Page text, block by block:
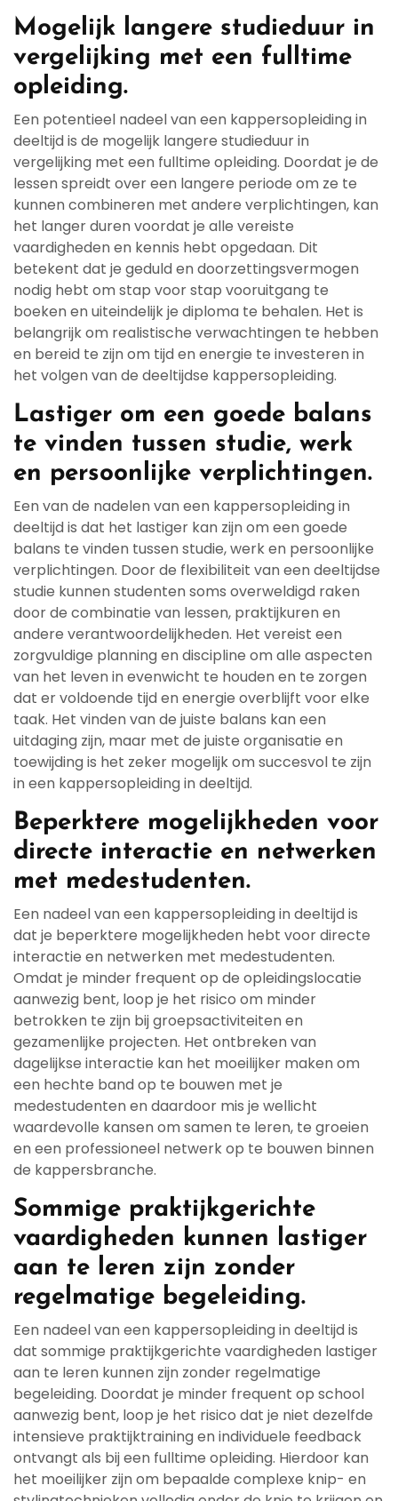
Mogelijk langere studieduur in
vergelijking met een fulltime
opleiding.
Een potentieel nadeel van een kappersopleiding in
deeltijd is de mogelijk langere studieduur in
vergelijking met een fulltime opleiding. Doordat je de
lessen spreidt over een langere periode om ze te
kunnen combineren met andere verplichtingen, kan
het langer duren voordat je alle vereiste
vaardigheden en kennis hebt opgedaan. Dit
betekent dat je geduld en doorzettingsvermogen
nodig hebt om stap voor stap vooruitgang te
boeken en uiteindelijk je diploma te behalen. Het is
belangrijk om realistische verwachtingen te hebben
en bereid te zijn om tijd en energie te investeren in
het volgen van de deeltijdse kappersopleiding.
Lastiger om een goede balans
te vinden tussen studie, werk
en persoonlijke verplichtingen.
Een van de nadelen van een kappersopleiding in
deeltijd is dat het lastiger kan zijn om een goede
balans te vinden tussen studie, werk en persoonlijke
verplichtingen. Door de flexibiliteit van een deeltijdse
studie kunnen studenten soms overweldigd raken
door de combinatie van lessen, praktijkuren en
andere verantwoordelijkheden. Het vereist een
zorgvuldige planning en discipline om alle aspecten
van het leven in evenwicht te houden en te zorgen
dat er voldoende tijd en energie overblijft voor elke
taak. Het vinden van de juiste balans kan een
uitdaging zijn, maar met de juiste organisatie en
toewijding is het zeker mogelijk om succesvol te zijn
in een kappersopleiding in deeltijd.
Beperktere mogelijkheden voor
directe interactie en netwerken
met medestudenten.
Een nadeel van een kappersopleiding in deeltijd is
dat je beperktere mogelijkheden hebt voor directe
interactie en netwerken met medestudenten.
Omdat je minder frequent op de opleidingslocatie
aanwezig bent, loop je het risico om minder
betrokken te zijn bij groepsactiviteiten en
gezamenlijke projecten. Het ontbreken van
dagelijkse interactie kan het moeilijker maken om
een hechte band op te bouwen met je
medestudenten en daardoor mis je wellicht
waardevolle kansen om samen te leren, te groeien
en een professioneel netwerk op te bouwen binnen
de kappersbranche.
Sommige praktijkgerichte
vaardigheden kunnen lastiger
aan te leren zijn zonder
regelmatige begeleiding.
Een nadeel van een kappersopleiding in deeltijd is
dat sommige praktijkgerichte vaardigheden lastiger
aan te leren kunnen zijn zonder regelmatige
begeleiding. Doordat je minder frequent op school
aanwezig bent, loop je het risico dat je niet dezelfde
intensieve praktijktraining en individuele feedback
ontvangt als bij een fulltime opleiding. Hierdoor kan
het moeilijker zijn om bepaalde complexe knip- en